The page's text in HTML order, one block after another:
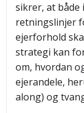
sikrer, at
retningslinjer
ejerforhold
strategi kan
om, hvordan
ejerandele,
along) og